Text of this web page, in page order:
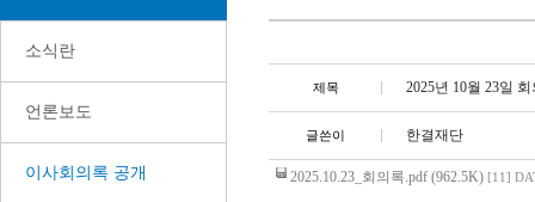
소식란
언론보도
이사회의록 공개
제목 2025년 10월 23일
글쓴이 한결재단
2025.10.23_회의록.pdf (962.5K) [11]